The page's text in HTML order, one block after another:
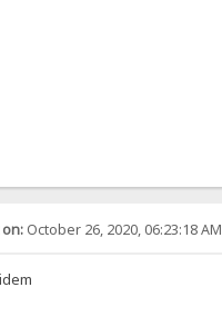
October 26, 2020, 06:23:18 AM